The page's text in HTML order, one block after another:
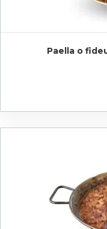
Paella o